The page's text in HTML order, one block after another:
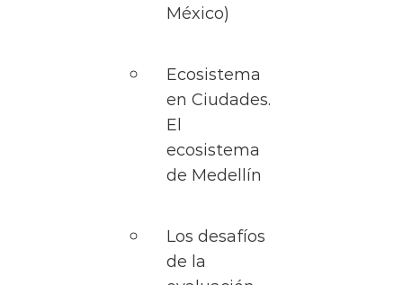
México)
Ecosistema
en Ciudades.
El
ecosistema
de Medellín
Los desafíos
de la